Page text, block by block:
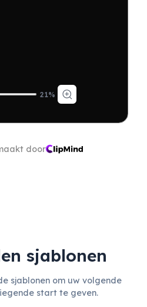
21%
door
sjablonen
sjablonen om uw volgende
start te geven.